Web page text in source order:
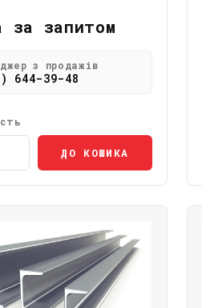
за запитом
з продажів
644-39-48
ДО КОШИКА